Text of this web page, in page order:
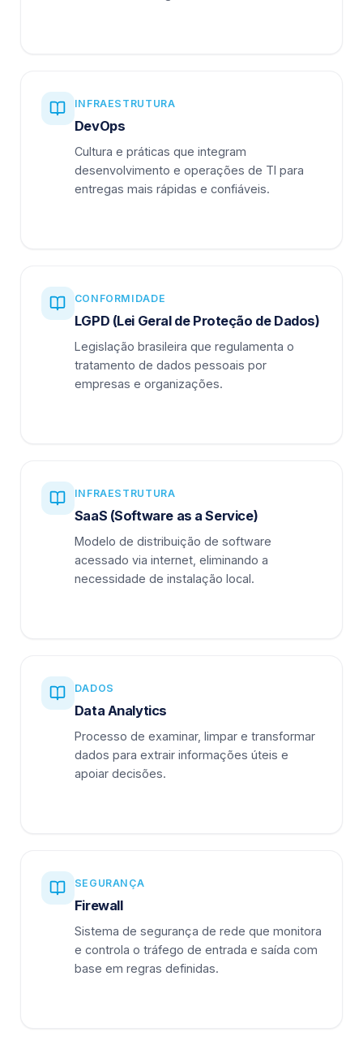
INFRAESTRUTURA
DevOps
Cultura e práticas que integram
desenvolvimento e operações de TI para
entregas mais rápidas e confiáveis.
CONFORMIDADE
LGPD (Lei Geral de Proteção de Dados)
Legislação brasileira que regulamenta o
tratamento de dados pessoais por
empresas e organizações.
INFRAESTRUTURA
SaaS (Software as a Service)
Modelo de distribuição de software
acessado via internet, eliminando a
necessidade de instalação local.
DADOS
Data Analytics
Processo de examinar, limpar e transformar
dados para extrair informações úteis e
apoiar decisões.
SEGURANÇA
Firewall
Sistema de segurança de rede que monitora
e controla o tráfego de entrada e saída com
base em regras definidas.